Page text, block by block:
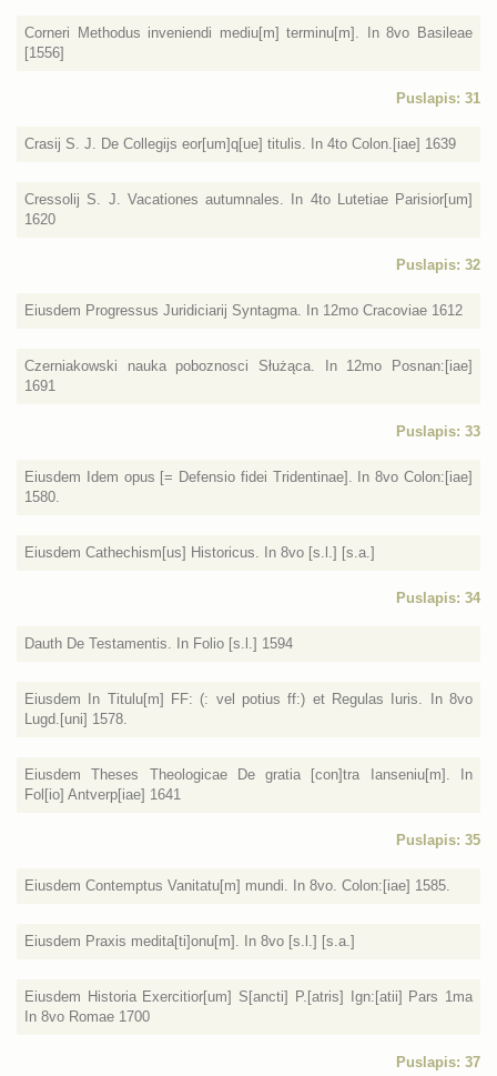
Corneri Methodus inveniendi mediu[m] terminu[m]. In 8vo Basileae
[1556]
Puslapis: 31
Crasij S. J. De Collegijs eor[um]q[ue] titulis. In 4to Colon.[iae] 1639
Cressolij S. J. Vacationes autumnales. In 4to Lutetiae Parisior[um]
1620
Puslapis: 32
Eiusdem Progressus Juridiciarij Syntagma. In 12mo Cracoviae 1612
Czerniakowski nauka poboznosci Służąca. In 12mo Posnan:[iae]
1691
Puslapis: 33
Eiusdem Idem opus [= Defensio fidei Tridentinae]. In 8vo Colon:[iae]
1580.
Eiusdem Cathechism[us] Historicus. In 8vo [s.l.] [s.a.]
Puslapis: 34
Dauth De Testamentis. In Folio [s.l.] 1594
Eiusdem In Titulu[m] FF: (: vel potius ff:) et Regulas Iuris. In 8vo
Lugd.[uni] 1578.
Eiusdem Theses Theologicae De gratia [con]tra Ianseniu[m]. In
Fol[io] Antverp[iae] 1641
Puslapis: 35
Eiusdem Contemptus Vanitatu[m] mundi. In 8vo. Colon:[iae] 1585.
Eiusdem Praxis medita[ti]onu[m]. In 8vo [s.l.] [s.a.]
Eiusdem Historia Exercitior[um] S[ancti] P.[atris] Ign:[atii] Pars 1ma
In 8vo Romae 1700
Puslapis: 37